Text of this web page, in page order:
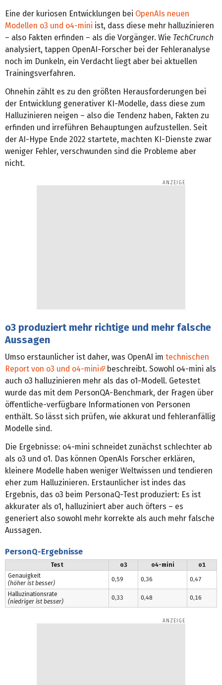
Eine der kuriosen Entwicklungen bei OpenAIs neuen
Modellen o3 und o4-mini ist, dass diese mehr halluzinieren
– also Fakten erfinden – als die Vorgänger. Wie TechCrunch
analysiert, tappen OpenAI-Forscher bei der Fehleranalyse
noch im Dunkeln, ein Verdacht liegt aber bei aktuellen
Trainingsverfahren.
Ohnehin zählt es zu den größten Herausforderungen bei
der Entwicklung generativer KI-Modelle, dass diese zum
Halluzinieren neigen – also die Tendenz haben, Fakten zu
erfinden und irreführen Behauptungen aufzustellen. Seit
der AI-Hype Ende 2022 startete, machten KI-Dienste zwar
weniger Fehler, verschwunden sind die Probleme aber
nicht.
o3 produziert mehr richtige und mehr falsche
Aussagen
Umso erstaunlicher ist daher, was OpenAI im technischen
Report von o3 und o4-mini
beschreibt. Sowohl o4-mini als
auch o3 halluzinieren mehr als das o1-Modell. Getestet
wurde das mit dem PersonQA-Benchmark, der Fragen über
öffentliche-verfügbare Informationen von Personen
enthält. So lässt sich prüfen, wie akkurat und fehleranfällig
Modelle sind.
Die Ergebnisse: o4-mini schneidet zunächst schlechter ab
als o3 und o1. Das können OpenAIs Forscher erklären,
kleinere Modelle haben weniger Weltwissen und tendieren
eher zum Halluzinieren. Erstaunlicher ist indes das
Ergebnis, das o3 beim PersonaQ-Test produziert: Es ist
akkurater als o1, halluziniert aber auch öfters – es
generiert also sowohl mehr korrekte als auch mehr falsche
Aussagen.
PersonQ-Ergebnisse
Test o3 o4-mini
o1
Genauigkeit
(höher ist besser)
0,59 0,36 0,47
Halluzinationsrate
(niedriger ist besser)
0,33 0,48 0,16